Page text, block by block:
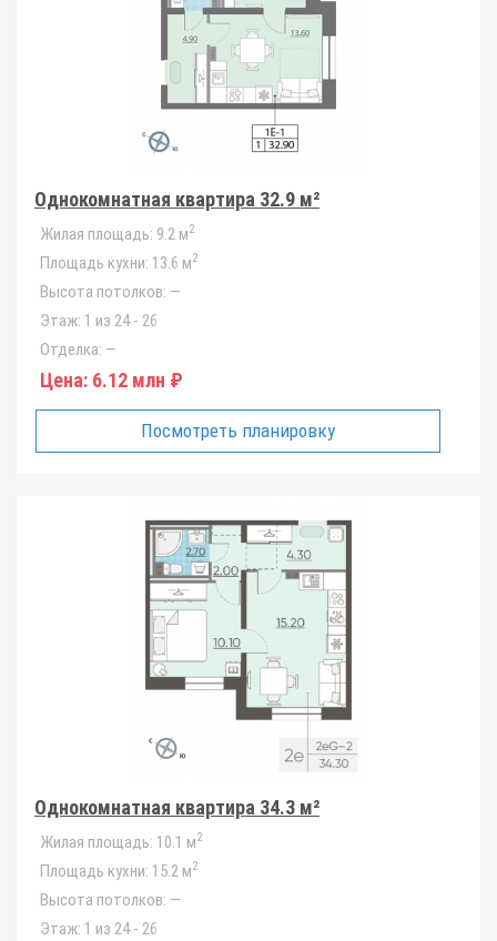
Однокомнатная квартира 32.9 м²
Жилая площадь: 9.2 м2
Площадь кухни: 13.6 м2
Высота потолков: —
Этаж: 1 из 24 - 26
Отделка: —
Цена: 6.12 млн ₽
Посмотреть планировку
Однокомнатная квартира 34.3 м²
Жилая площадь: 10.1 м2
Площадь кухни: 15.2 м2
Высота потолков: —
Этаж: 1 из 24 - 26